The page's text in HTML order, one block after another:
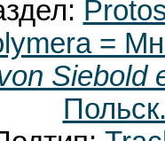
=
Siebold